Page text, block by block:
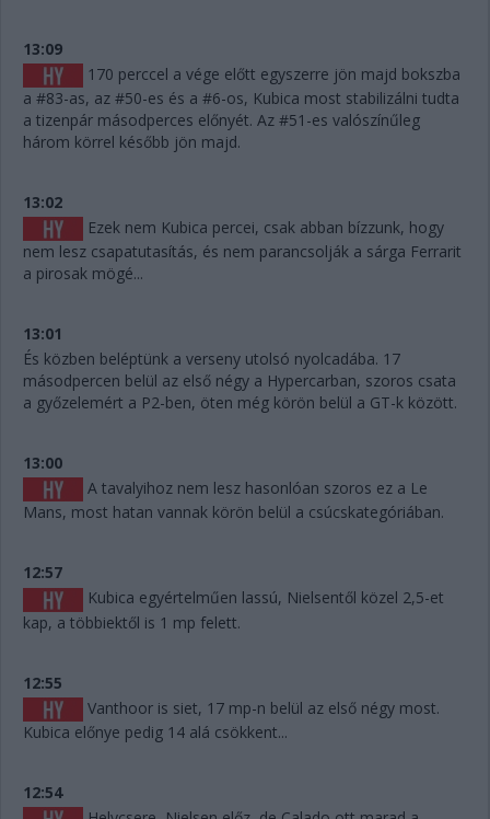
13:09
170 perccel a vége előtt egyszerre jön majd bokszba
a #83-as, az #50-es és a #6-os, Kubica most stabilizálni tudta
a tizenpár másodperces előnyét. Az #51-es valószínűleg
három körrel később jön majd.
13:02
Ezek nem Kubica percei, csak abban bízzunk, hogy
nem lesz csapatutasítás, és nem parancsolják a sárga Ferrarit
a pirosak mögé...
13:01
És közben beléptünk a verseny utolsó nyolcadába. 17
másodpercen belül az első négy a Hypercarban, szoros csata
a győzelemért a P2-ben, öten még körön belül a GT-k között.
13:00
A tavalyihoz nem lesz hasonlóan szoros ez a Le
Mans, most hatan vannak körön belül a csúcskategóriában.
12:57
Kubica egyértelműen lassú, Nielsentől közel 2,5-et
kap, a többiektől is 1 mp felett.
12:55
Vanthoor is siet, 17 mp-n belül az első négy most.
Kubica előnye pedig 14 alá csökkent...
12:54